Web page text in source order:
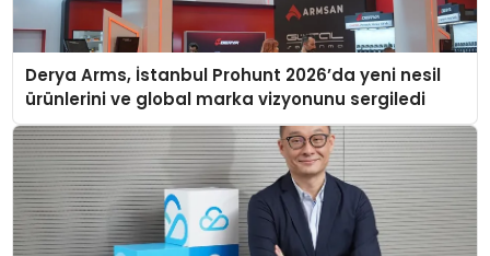
Derya Arms, İstanbul Prohunt 2026’da yeni nesil
ürünlerini ve global marka vizyonunu sergiledi